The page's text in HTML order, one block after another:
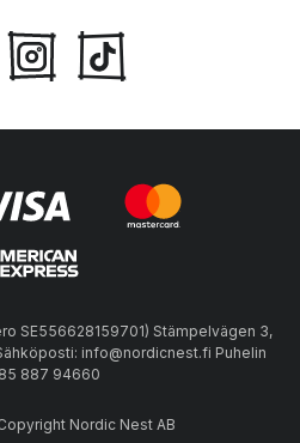
SE556628159701) Stämpelvägen 3,
info@nordicnest.fi Puhelin
887 94660
Nordic Nest AB